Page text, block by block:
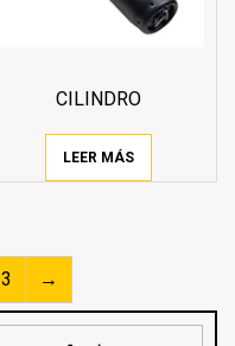
CILINDRO
LEER MÁS
3 →